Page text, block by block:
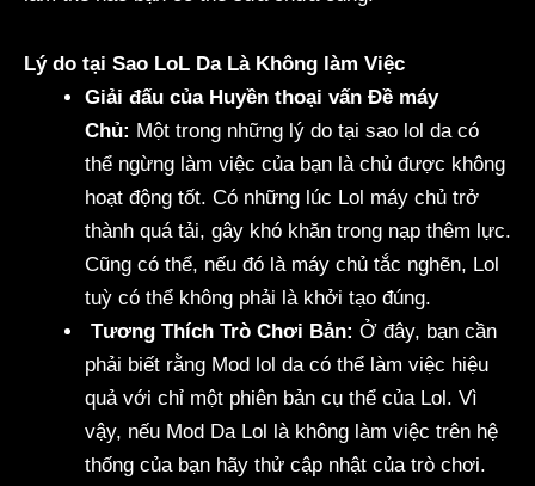
Lý do tại Sao LoL Da Là Không làm Việc
Giải đấu của Huyền thoại vấn Đề máy
Chủ: Một trong những lý do tại sao lol da có
thể ngừng làm việc của bạn là chủ được không
hoạt động tốt. Có những lúc Lol máy chủ trở
thành quá tải, gây khó khăn trong nạp thêm lực.
Cũng có thể, nếu đó là máy chủ tắc nghẽn, Lol
tuỳ có thể không phải là khởi tạo đúng.
Tương Thích Trò Chơi Bản: Ở đây, bạn cần
phải biết rằng Mod lol da có thể làm việc hiệu
quả với chỉ một phiên bản cụ thể của Lol. Vì
vậy, nếu Mod Da Lol là không làm việc trên hệ
thống của bạn hãy thử cập nhật của trò chơi.